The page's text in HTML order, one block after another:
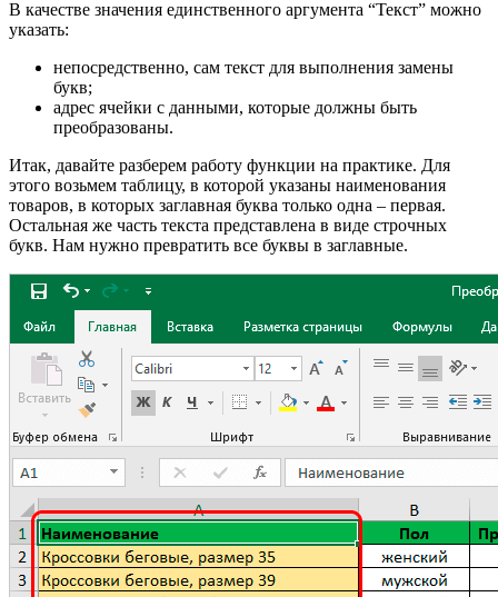
В качестве значения единственного аргумента “Текст” можно
указать:
непосредственно, сам текст для выполнения замены
букв;
адрес ячейки с данными, которые должны быть
преобразованы.
Итак, давайте разберем работу функции на практике. Для
этого возьмем таблицу, в которой указаны наименования
товаров, в которых заглавная буква только одна – первая.
Остальная же часть текста представлена в виде строчных
букв. Нам нужно превратить все буквы в заглавные.